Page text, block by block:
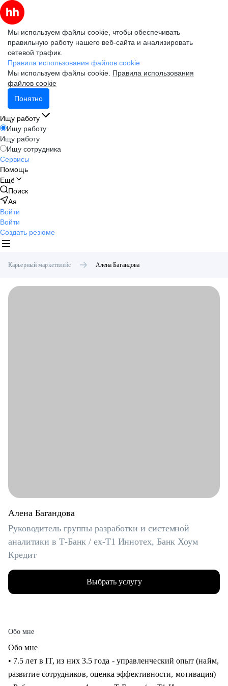
Мы используем файлы cookie, чтобы обеспечивать
правильную работу нашего веб-сайта и анализировать
сетевой трафик.
Правила использования файлов cookie
Мы используем файлы cookie. Правила использования
файлов cookie
Понятно
Ищу работу
Ищу работу
Ищу работу
Ищу сотрудника
Сервисы
Помощь
Ещё
Поиск
Ая
Войти
Войти
Создать резюме
Карьерный маркетплейс Алена Багандова
Алена Багандова
Руководитель группы разработки и системной
аналитики в Т-Банк / ex-T1 Иннотех, Банк Хоум
Кредит
Выбрать услугу
Обо мне
Обо мне
• 7.5 лет в IT, из них 3.5 года - управленческий опыт (найм,
развитие сотрудников, оценка эффективности, мотивация)